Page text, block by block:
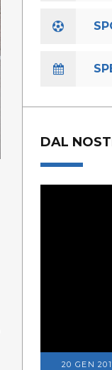
DAL
20 GEN